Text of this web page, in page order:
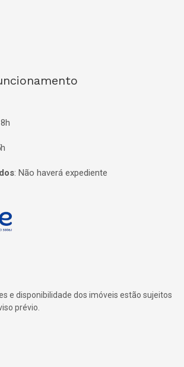
: Não haverá expediente
e disponibilidade dos imóveis estão sujeitos
prévio.